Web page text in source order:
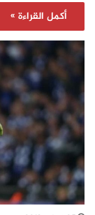
أكمل القراءة »